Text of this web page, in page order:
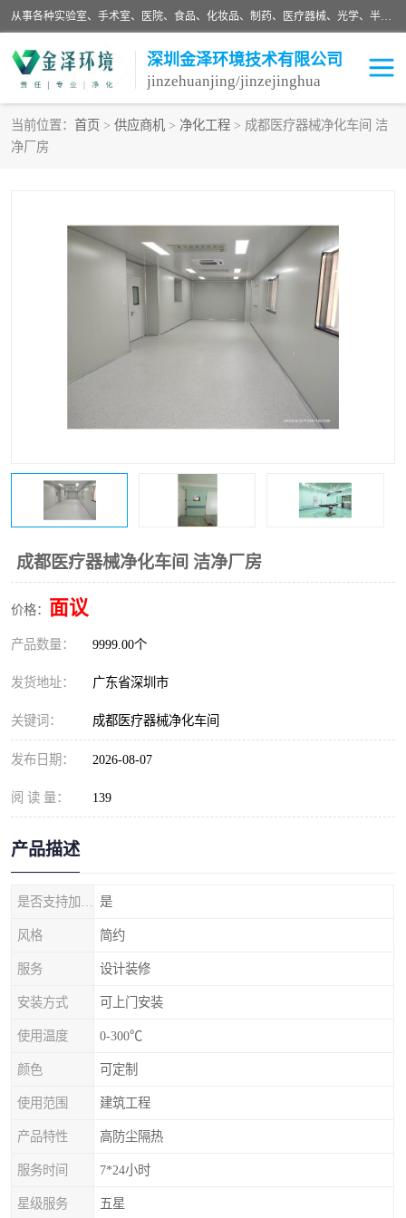
从事各种实验室、手术室、医院、食品、化妆品、制药、医疗器械、光学、半导体、精密电子等无尘车间行业的洁净车间装修设计、净化设备、恒温恒湿空调的设计制作与安装、净化系统工程项目施工及其技术支持服务。
深圳金泽环境技术有限公司
jinzehuanjing/jinzejinghua
当前位置： 首页 > 供应商机 > 净化工程 > 成都医疗器械净化车间 洁
净厂房
成都医疗器械净化车间 洁净厂房
价格： 面议
产品数量： 9999.00个
发货地址： 广东省深圳市
关键词： 成都医疗器械净化车间
发布日期： 2026-08-07
阅 读 量： 139
产品描述
是
风格 简约
服务 设计装修
安装方式 可上门安装
使用温度 0-300℃
颜色 可定制
使用范围 建筑工程
产品特性 高防尘隔热
服务时间 7*24小时
星级服务 五星
耗材
手术室净化 GMP车间净化
生命工程
食品饮料
光电车间